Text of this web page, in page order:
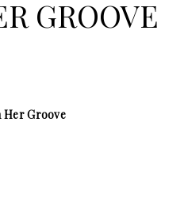
GROOVE
Her Groove